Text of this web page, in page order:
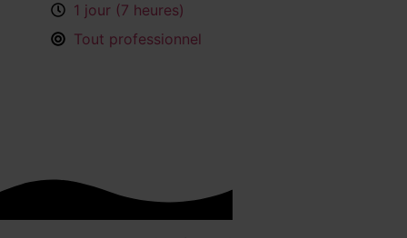
1 jour (7 heures)
Tout professionnel